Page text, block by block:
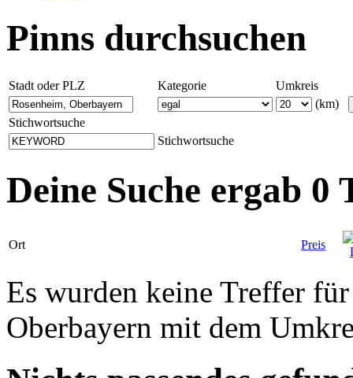
Pinns durchsuchen
Stadt oder PLZ Kategorie
Umkreis
(km)
Stichwortsuche
Stichwortsuche
Deine Suche ergab 0
Ort Preis
Es wurden keine Treffer
Oberbayern mit dem